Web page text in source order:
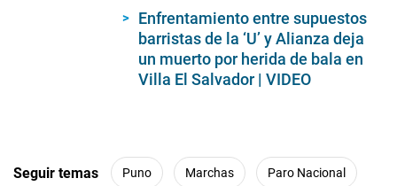
Enfrentamiento entre supuestos
barristas de la ‘U’ y Alianza deja
un muerto por herida de bala en
Villa El Salvador | VIDEO
Seguir temas Puno Marchas Paro Nacional